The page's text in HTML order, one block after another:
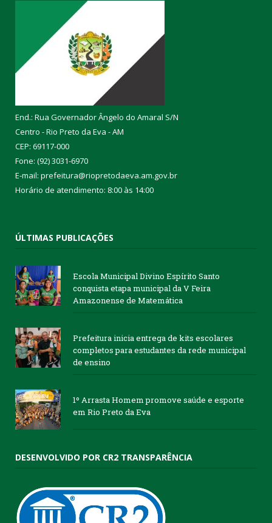
End.: Rua Governador Ângelo do Amaral S/N
Centro - Rio Preto da Eva - AM
CEP: 69117-000
Fone: (92) 3031-6970
E-mail: prefeitura@riopretodaeva.am.gov.br
Horário de atendimento: 8:00 às 14:00
ÚLTIMAS PUBLICAÇÕES
Escola Municipal Divino Espírito Santo
conquista etapa municipal da V Feira
Amazonense de Matemática
Prefeitura inicia entrega de kits escolares
completos para estudantes da rede municipal
de ensino
1º Arrasta Homem promove saúde e esporte
em Rio Preto da Eva
DESENVOLVIDO POR CR2 TRANSPARÊNCIA